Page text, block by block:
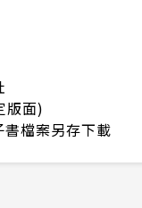
版面)
檔案另存下載